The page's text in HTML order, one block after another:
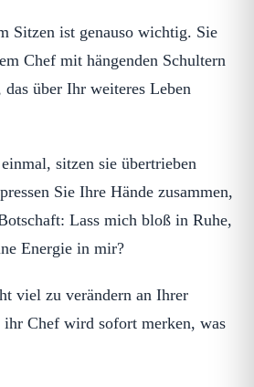
Sitzen ist genauso wichtig. Sie
Chef mit hängenden Schultern
über Ihr weiteres Leben
sitzen sie übertrieben
Sie Ihre Hände zusammen,
Lass mich bloß in Ruhe,
Energie in mir?
viel zu verändern an Ihrer
Chef wird sofort merken, was